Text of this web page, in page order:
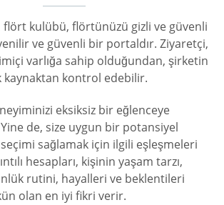
flört kulübü, flörtünüzü gizli ve güvenli
ve güvenli bir portaldır. Ziyaretçi,
varlığa sahip olduğundan, şirketin
kontrol edebilir.
eksiksiz bir eğlenceye
de, size uygun bir potansiyel
sağlamak için ilgili eşleşmeleri
hesapları, kişinin yaşam tarzı,
rutini, hayalleri ve beklentileri
olan en iyi fikri verir.